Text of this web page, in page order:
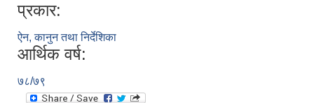
प्रकार:
ऐन, कानुन तथा निर्देशिका
आर्थिक वर्ष:
७८/७९